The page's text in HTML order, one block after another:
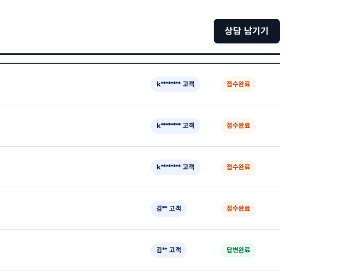
상담 남기기
k******** 고객 접수완료
k******** 고객 접수완료
k******** 고객 접수완료
김** 고객 접수완료
김** 고객 답변완료